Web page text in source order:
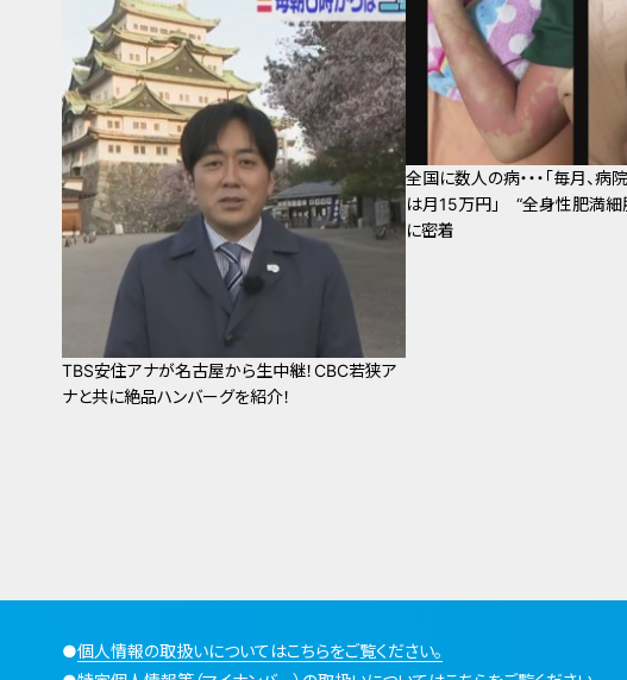
TBS安住アナが名古屋から生中継！CBC若狭ア
ナと共に絶品ハンバーグを紹介！
全国に数人の病・・・「毎月、病
は月15万円」 “全身性肥満細
に密着
●個人情報の取扱いについてはこちらをご覧ください。